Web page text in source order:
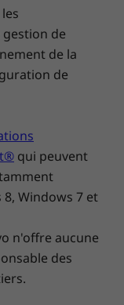
permettent
de réunion.
de réunion
de
de
de la
de
qui peuvent
Windows 7 et
n'offre aucune
des